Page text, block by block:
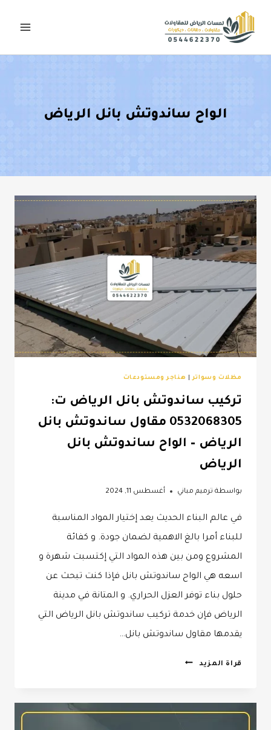
الواح ساندوتش بانل الرياض
مظلات وسواتر| هناجر ومستودعات
تركيب ساندوتش بانل الرياض ت:
0532068305 مقاول ساندوتش بانل
الرياض – الواح ساندوتش بانل
الرياض
بواسطة ترميم مباني أغسطس 11, 2024
في عالم البناء الحديث يعد إختيار المواد المناسبة
للبناء أمرا بالغ الاهمية لضمان جودة. و كفائة
المشروع ومن بين هذه المواد التي إكتسبت شهرة و
اسعه هي الواح ساندوتش بانل فإذا كنت تبحث عن
حلول بناء توفر العزل الحراري. و المتانة في مدينة
الرياض فإن خدمة تركيب ساندوتش بانل الرياض التي
يقدمها مقاول ساندوتش بانل…
قراة المزيد
تركيب